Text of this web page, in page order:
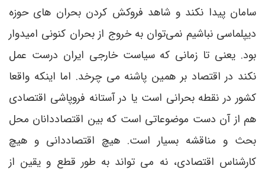
سامان پیدا نکند و شاهد فروکش کردن بحران های حوزه
دیپلماسی نباشیم نمی‌توان به خروج از بحران کنونی امیدوار
بود. یعنی تا زمانی که سیاست خارجی ایران درست عمل
نکند در اقتصاد بر همین پاشنه می چرخد. اما اینکه واقعا
کشور در نقطه بحرانی است یا در آستانه فروپاشی اقتصادی
هم از آن دست موضوعاتی است که بین اقتصاددانان محل
بحث و مناقشه بسیار است. هیچ اقتصاددانی و هیچ
کارشناس اقتصادی، نه می تواند به طور قطع و یقین از